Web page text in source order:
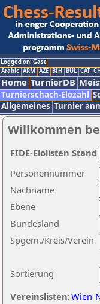
Logged on: Gast
Arabic ARM AZE BIH BUL CAT
Home TurnierDB
Turnierschach-Elozahl
Allgemeines Turnier
Willkommen
Nachname
Ebene
Sortierung
Personennummer
Bundesland
Spgem./Kreis/Verein
Vereinslisten:Wien
FIDE-Elolisten Stand